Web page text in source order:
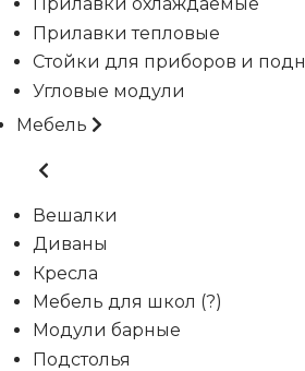
Прилавки охлаждаемые
Прилавки тепловые
Стойки для приборов и
Угловые модули
Мебель
Вешалки
Диваны
Кресла
Мебель для школ (?)
Модули барные
Подстолья